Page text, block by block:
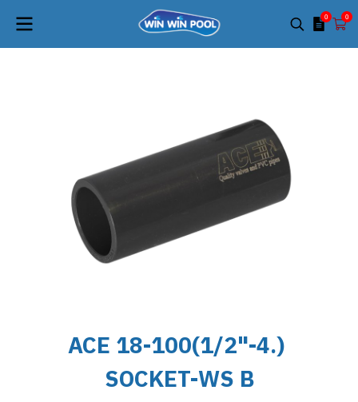
0 0
ACE 18-100(1/2"-4.)
SOCKET-WS B